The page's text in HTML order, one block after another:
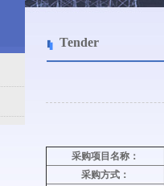
Tender
采购项目名称：
采购方式：